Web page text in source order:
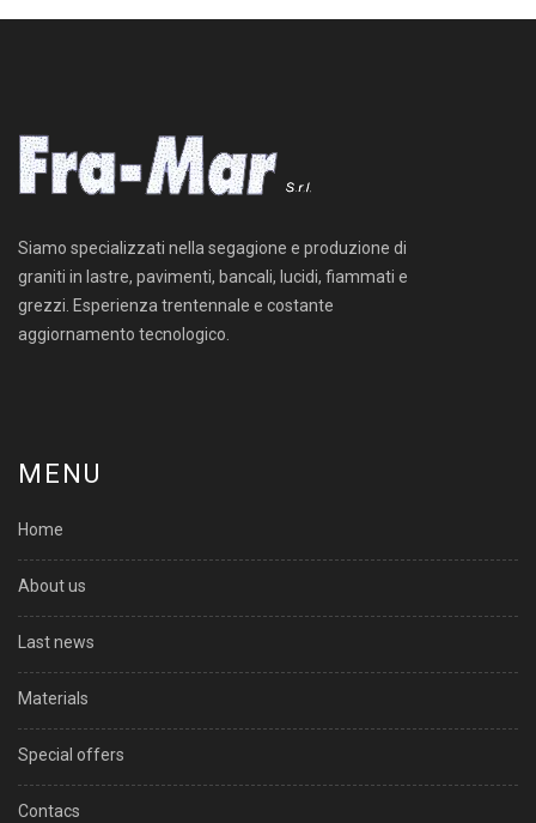
Siamo specializzati nella segagione e produzione di
graniti in lastre, pavimenti, bancali, lucidi, fiammati e
grezzi. Esperienza trentennale e costante
aggiornamento tecnologico.
MENU
Home
About us
Last news
Materials
Special offers
Contacs